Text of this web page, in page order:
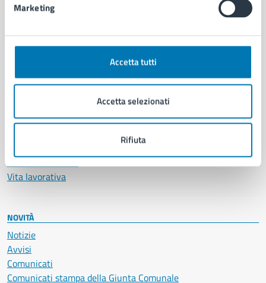
Marketing
Accetta tutti
Accetta selezionati
Rifiuta
CATEGORIE DI SERVIZIO
Anagrafe e stato civile
Cultura e tempo libero
Documenti e certificati
Educazione e formazione
Giustizia e sicurezza pubblica
Salute, benessere e assistenza
Servizi Cimiteriali
Vita lavorativa
NOVITÀ
Notizie
Avvisi
Comunicati
Comunicati stampa della Giunta Comunale